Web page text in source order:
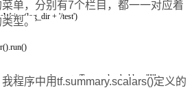
( log_dir + '/train', sess.graph)
(log_dir + '/test')
() run()
maps data onto Tensor placeholders."""
单，分别有7个栏目，都一一对应着
型。
程序中用tf.summary.scalars()定义的